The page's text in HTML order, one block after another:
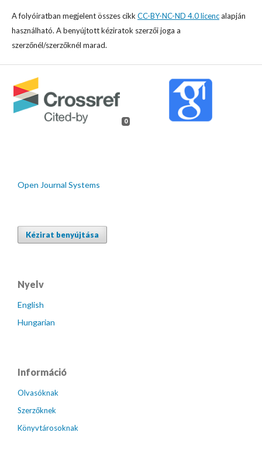
A folyóiratban megjelent összes cikk CC-BY-NC-ND 4.0 licencalapján
használható. A benyújtott kéziratok szerzői joga a
szerzőnél/szerzőknél marad.
0
Open Journal Systems
Kézirat benyújtása
Nyelv
English
Hungarian
Információ
Olvasóknak
Szerzőknek
Könyvtárosoknak